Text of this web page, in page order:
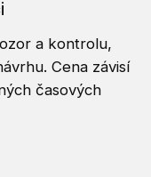
a kontrolu,
Cena závisí
časových